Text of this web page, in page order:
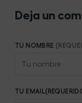
Deja un
TU NOMBRE
TU